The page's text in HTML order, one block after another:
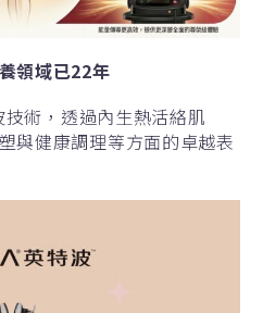
領域已22年
術，透過內生熱活絡肌
與健康調理等方面的卓越表